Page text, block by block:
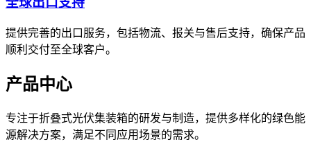
提供完善的出口服务，包括物流、报关与售后支持，确保产品
顺利交付至全球客户。
产品中心
专注于折叠式光伏集装箱的研发与制造，提供多样化的绿色能
源解决方案，满足不同应用场景的需求。